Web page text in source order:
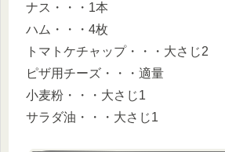
ナス・・・1本
ハム・・・4枚
トマトケチャップ・・・大さじ2
ピザ用チーズ・・・適量
小麦粉・・・大さじ1
サラダ油・・・大さじ1